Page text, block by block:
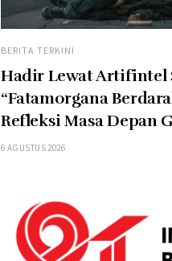
BERITA TERKINI
Hadir Lewat Artifintel
“Fatamorgana
Refleksi Masa Depan
6 AGUSTUS 2026